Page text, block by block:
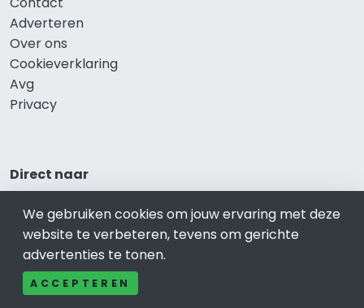
Adverteren
Over ons
Cookieverklaring
Avg
Privacy
Direct naar
Rijscholen Waalwijk
Fietswinkels Waalwijk
Taxi Waalwijk
Gezondheid Waalwijk
We gebruiken cookies om jouw ervaring met deze
website te verbeteren, tevens om gerichte
advertenties te tonen.
ACCEPTEREN